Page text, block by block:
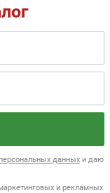
данных и даю
и рекламных